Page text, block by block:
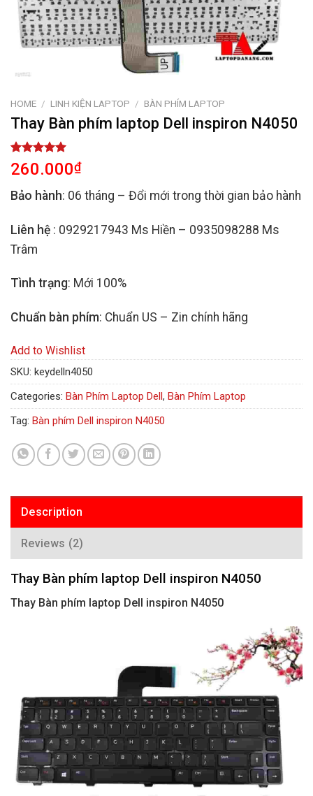
HOME / LINH KIỆN LAPTOP / BÀN PHÍM LAPTOP
Thay Bàn phím laptop Dell inspiron N4050
Rated
5.00
out of 5
2
customer
260.000₫
Bảo hành: 06 tháng – Đổi mới trong thời gian bảo hành
Liên hệ : 0929217943 Ms Hiền – 0935098288 Ms
Trâm
Tình trạng: Mới 100%
Chuẩn bàn phím: Chuẩn US – Zin chính hãng
Add to Wishlist
SKU: keydelln4050
Categories: Bàn Phím Laptop Dell, Bàn Phím Laptop
Tag: Bàn phím Dell inspiron N4050
Description
Reviews (2)
Thay Bàn phím laptop Dell inspiron N4050
Thay Bàn phím laptop Dell inspiron N4050